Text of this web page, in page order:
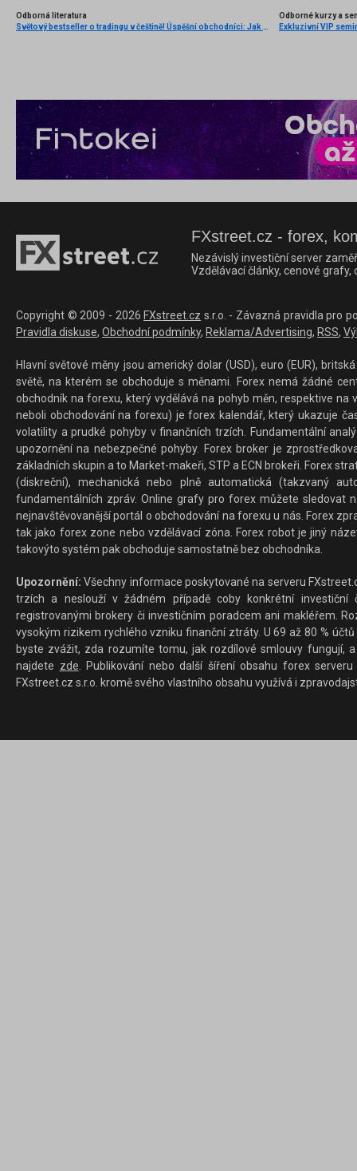
Odborná literatura
Světový bestseller o tradingu v češtině! Úspěšní obchodníci: Jak běžní lidé porážejí Wall Street v jeho vlastní hře
Odborné kurzy a
Exkluzivní VIP
FXstreet.cz - forex,
Nezávislý investiční server
Vzdělávací články, cenové
Copyright © 2009 - 2026 FXstreet.cz s.r.o. - Závazná pravidla pro
Pravidla diskuse, Obchodní podmínky, Reklama/Advertising, RSS,
Hlavní světové měny jsou americký dolar (USD), euro (EUR),
světě, na kterém se obchoduje s měnami. Forex nemá žádné
obchodník na forexu, který vydělává na pohyb měn, respektive
neboli obchodování na forexu) je forex kalendář, který ukazuje
volatility a prudké pohyby v finančních trzích. Fundamentální
upozornění na nebezpečné pohyby. Forex broker je
základních skupin a to Market-makeři, STP a ECN brokeři. Forex
(diskreční), mechanická nebo plně automatická (takzvaný
fundamentálních zpráv. Online grafy pro forex můžete sledovat
nejnavštěvovanější portál o obchodování na forexu u nás. Forex
tak jako forex zone nebo vzdělávací zóna. Forex robot je jiný
takovýto systém pak obchoduje samostatně bez obchodníka.
Upozornění: Všechny informace poskytované na serveru
trzích a neslouží v žádném případě coby konkrétní investiční
registrovanými brokery či investičním poradcem ani makléřem.
vysokým rizikem rychlého vzniku finanční ztráty. U 69 až 80 %
byste zvážit, zda rozumíte tomu, jak rozdílové smlouvy fungují,
najdete zde. Publikování nebo další šíření obsahu forex
FXstreet.cz s.r.o. kromě svého vlastního obsahu využívá i